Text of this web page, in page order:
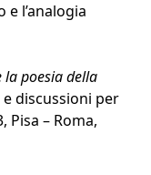
e l’analogia
la poesia della
discussioni per
Pisa – Roma,